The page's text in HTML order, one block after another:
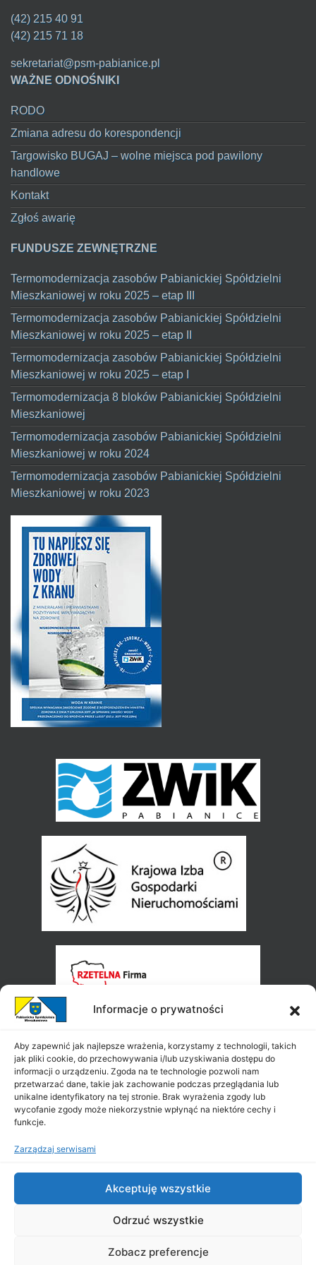
Informacje o prywatności
Aby zapewnić jak najlepsze wrażenia, korzystamy z technologii, takich
jak pliki cookie, do przechowywania i/lub uzyskiwania dostępu do
informacji o urządzeniu. Zgoda na te technologie pozwoli nam
przetwarzać dane, takie jak zachowanie podczas przeglądania lub
unikalne identyfikatory na tej stronie. Brak wyrażenia zgody lub
wycofanie zgody może niekorzystnie wpłynąć na niektóre cechy i
funkcje.
Zarządzaj serwisami
Akceptuję wszystkie
Odrzuć wszystkie
Zobacz preferencje
(42) 215 40 91
(42) 215 71 18
sekretariat@psm-pabianice.pl
WAŻNE ODNOŚNIKI
RODO
Zmiana adresu do korespondencji
Targowisko BUGAJ – wolne miejsca pod pawilony
handlowe
Kontakt
Zgłoś awarię
FUNDUSZE ZEWNĘTRZNE
Termomodernizacja zasobów Pabianickiej Spółdzielni
Mieszkaniowej w roku 2025 – etap III
Termomodernizacja zasobów Pabianickiej Spółdzielni
Mieszkaniowej w roku 2025 – etap II
Termomodernizacja zasobów Pabianickiej Spółdzielni
Mieszkaniowej w roku 2025 – etap I
Termomodernizacja 8 bloków Pabianickiej Spółdzielni
Mieszkaniowej
Termomodernizacja zasobów Pabianickiej Spółdzielni
Mieszkaniowej w roku 2024
Termomodernizacja zasobów Pabianickiej Spółdzielni
Mieszkaniowej w roku 2023
2026 | All Rights Reserved